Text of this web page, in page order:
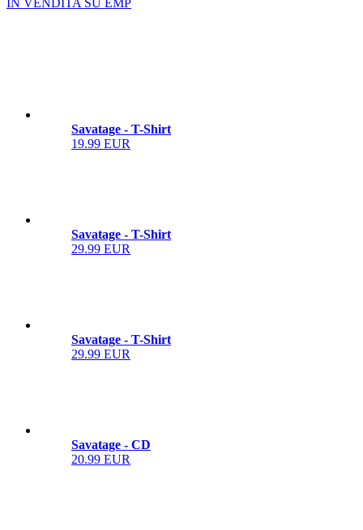
Savatage - T-Shirt
19.99 EUR
Savatage - T-Shirt
29.99 EUR
Savatage - T-Shirt
29.99 EUR
Savatage - CD
20.99 EUR